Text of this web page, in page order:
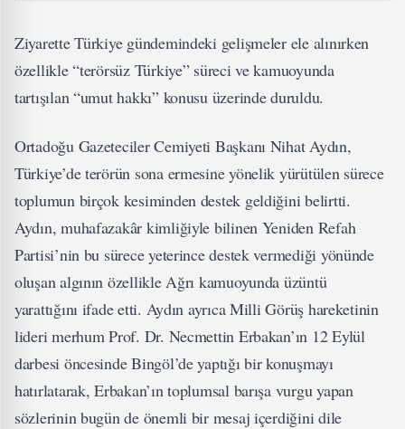
Ziyarette Türkiye gündemindeki gelişmeler ele alınırken
özellikle “terörsüz Türkiye” süreci ve kamuoyunda
tartışılan “umut hakkı” konusu üzerinde duruldu.
Ortadoğu Gazeteciler Cemiyeti Başkanı Nihat Aydın,
Türkiye’de terörün sona ermesine yönelik yürütülen sürece
toplumun birçok kesiminden destek geldiğini belirtti.
Aydın, muhafazakâr kimliğiyle bilinen Yeniden Refah
Partisi’nin bu sürece yeterince destek vermediği yönünde
oluşan algının özellikle Ağrı kamuoyunda üzüntü
yarattığını ifade etti. Aydın ayrıca Milli Görüş hareketinin
lideri merhum Prof. Dr. Necmettin Erbakan’ın 12 Eylül
darbesi öncesinde Bingöl’de yaptığı bir konuşmayı
hatırlatarak, Erbakan’ın toplumsal barışa vurgu yapan
sözlerinin bugün de önemli bir mesaj içerdiğini dile